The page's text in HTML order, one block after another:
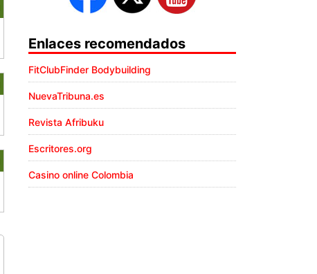
Enlaces recomendados
FitClubFinder Bodybuilding
NuevaTribuna.es
Revista Afribuku
Escritores.org
Casino online Colombia